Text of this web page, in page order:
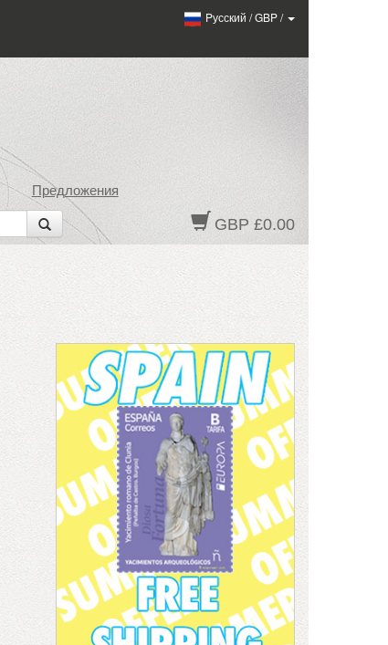
Pусский /GBP/
Предложения
GBP £0.00